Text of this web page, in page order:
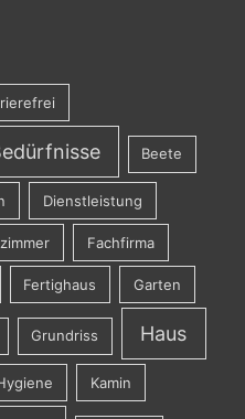
Beete
Dienstleistung
Fachfirma
Fertighaus Garten
Grundriss Haus
Kamin